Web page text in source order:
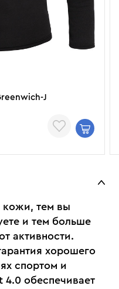
J
кожи, тем вы
и тем больше
активности.
хорошего
спортом и
обеспечивает